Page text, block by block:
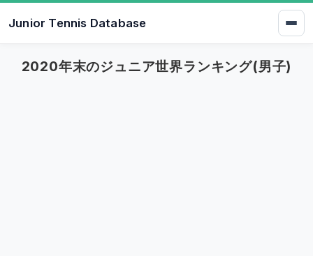
Junior Tennis Database
2020年末のジュニア世界ランキング(男子)